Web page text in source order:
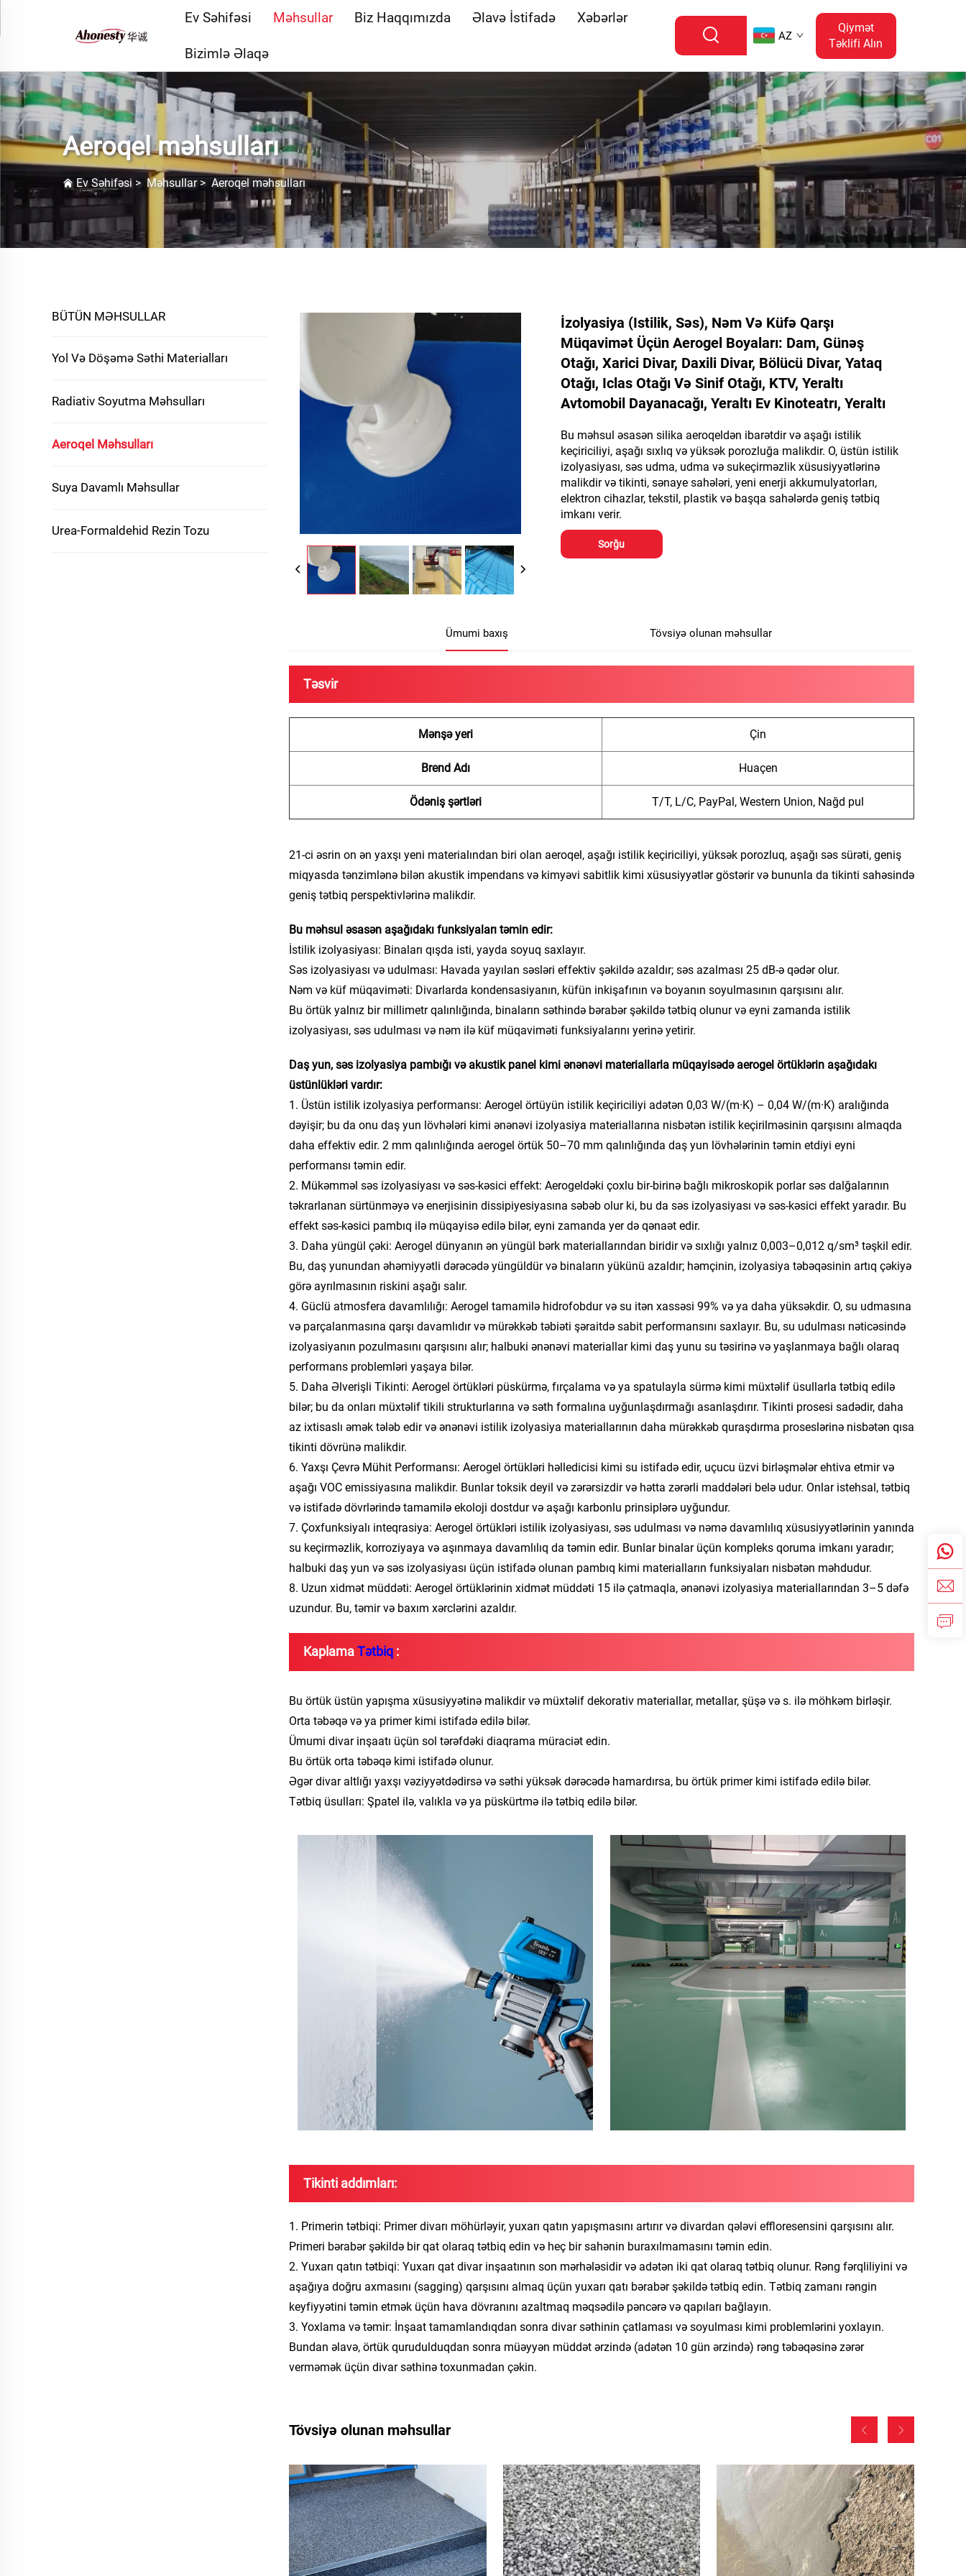
Ev Səhifəsi Məhsullar Biz Haqqımızda Əlavə İstifadə Xəbərlər
Bizimlə Əlaqə
AZ
Qiymət
Təklifi Alın
Aeroqel məhsulları
Ev Səhifəsi > Məhsullar> Aeroqel məhsulları
BÜTÜN MƏHSULLAR
Yol Və Döşəmə Səthi Materialları
Radiativ Soyutma Məhsulları
Aeroqel Məhsulları
Suya Davamlı Məhsullar
Urea-Formaldehid Rezin Tozu
İzolyasiya (istilik, Səs), Nəm Və Küfə Qarşı
Müqavimət Üçün Aerogel Boyaları: Dam, Günəş
Otağı, Xarici Divar, Daxili Divar, Bölücü Divar, Yataq
Otağı, Iclas Otağı Və Sinif Otağı, KTV, Yeraltı
Avtomobil Dayanacağı, Yeraltı Ev Kinoteatrı, Yeraltı
Bu məhsul əsasən silika aeroqeldən ibarətdir və aşağı istilik
keçiriciliyi, aşağı sıxlıq və yüksək porozluğa malikdir. O, üstün istilik
izolyasiyası, səs udma, udma və sukeçirməzlik xüsusiyyətlərinə
malikdir və tikinti, sənaye sahələri, yeni enerji akkumulyatorları,
elektron cihazlar, tekstil, plastik və başqa sahələrdə geniş tətbiq
imkanı verir.
Sorğu
Ümumi baxış Tövsiyə olunan məhsullar
Təsvir
Mənşə yeri Çin
Brend Adı Huaçen
Ödəniş şərtləri T/T, L/C, PayPal, Western Union, Nağd pul
21-ci əsrin on ən yaxşı yeni materialından biri olan aeroqel, aşağı istilik keçiriciliyi, yüksək porozluq, aşağı səs sürəti, geniş
miqyasda tənzimlənə bilən akustik impendans və kimyəvi sabitlik kimi xüsusiyyətlər göstərir və bununla da tikinti sahəsində
geniş tətbiq perspektivlərinə malikdir.
Bu məhsul əsasən aşağıdakı funksiyaları təmin edir:
İstilik izolyasiyası: Binaları qışda isti, yayda soyuq saxlayır.
Səs izolyasiyası və udulması: Havada yayılan səsləri effektiv şəkildə azaldır; səs azalması 25 dB-ə qədər olur.
Nəm və küf müqaviməti: Divarlarda kondensasiyanın, küfün inkişafının və boyanın soyulmasının qarşısını alır.
Bu örtük yalnız bir millimetr qalınlığında, binaların səthində bərabər şəkildə tətbiq olunur və eyni zamanda istilik
izolyasiyası, səs udulması və nəm ilə küf müqaviməti funksiyalarını yerinə yetirir.
Daş yun, səs izolyasiya pambığı və akustik panel kimi ənənəvi materiallarla müqayisədə aerogel örtüklərin aşağıdakı
üstünlükləri vardır:
1. Üstün istilik izolyasiya performansı: Aerogel örtüyün istilik keçiriciliyi adətən 0,03 W/(m·K) – 0,04 W/(m·K) aralığında
dəyişir; bu da onu daş yun lövhələri kimi ənənəvi izolyasiya materiallarına nisbətən istilik keçirilməsinin qarşısını almaqda
daha effektiv edir. 2 mm qalınlığında aerogel örtük 50–70 mm qalınlığında daş yun lövhələrinin təmin etdiyi eyni
performansı təmin edir.
2. Mükəmməl səs izolyasiyası və səs-kəsici effekt: Aerogeldəki çoxlu bir-birinə bağlı mikroskopik porlar səs dalğalarının
təkrarlanan sürtünməyə və enerjisinin dissipiyesiyasına səbəb olur ki, bu da səs izolyasiyası və səs-kəsici effekt yaradır. Bu
effekt səs-kəsici pambıq ilə müqayisə edilə bilər, eyni zamanda yer də qənaət edir.
3. Daha yüngül çəki: Aerogel dünyanın ən yüngül bərk materiallarından biridir və sıxlığı yalnız 0,003–0,012 q/sm³ təşkil edir.
Bu, daş yunundan əhəmiyyətli dərəcədə yüngüldür və binaların yükünü azaldır; həmçinin, izolyasiya təbəqəsinin artıq çəkiyə
görə ayrılmasının riskini aşağı salır.
4. Güclü atmosfera davamlılığı: Aerogel tamamilə hidrofobdur və su itən xassəsi 99% və ya daha yüksəkdir. O, su udmasına
və parçalanmasına qarşı davamlıdır və mürəkkəb təbiəti şəraitdə sabit performansını saxlayır. Bu, su udulması nəticəsində
izolyasiyanın pozulmasını qarşısını alır; halbuki ənənəvi materiallar kimi daş yunu su təsirinə və yaşlanmaya bağlı olaraq
performans problemləri yaşaya bilər.
5. Daha Əlverişli Tikinti: Aerogel örtükləri püskürmə, fırçalama və ya spatulayla sürmə kimi müxtəlif üsullarla tətbiq edilə
bilər; bu da onları müxtəlif tikili strukturlarına və səth formalına uyğunlaşdırmağı asanlaşdırır. Tikinti prosesi sadədir, daha
az ixtisaslı əmək tələb edir və ənənəvi istilik izolyasiya materiallarının daha mürəkkəb quraşdırma proseslərinə nisbətən qısa
tikinti dövrünə malikdir.
6. Yaxşı Çevrə Mühit Performansı: Aerogel örtükləri həlledicisi kimi su istifadə edir, uçucu üzvi birləşmələr ehtiva etmir və
aşağı VOC emissiyasına malikdir. Bunlar toksik deyil və zərərsizdir və hətta zərərli maddələri belə udur. Onlar istehsal, tətbiq
və istifadə dövrlərində tamamilə ekoloji dostdur və aşağı karbonlu prinsiplərə uyğundur.
7. Çoxfunksiyalı inteqrasiya: Aerogel örtükləri istilik izolyasiyası, səs udulması və nəmə davamlılıq xüsusiyyətlərinin yanında
su keçirməzlik, korroziyaya və aşınmaya davamlılıq da təmin edir. Bunlar binalar üçün kompleks qoruma imkanı yaradır;
halbuki daş yun və səs izolyasiyası üçün istifadə olunan pambıq kimi materialların funksiyaları nisbətən məhdudur.
8. Uzun xidmət müddəti: Aerogel örtüklərinin xidmət müddəti 15 ilə çatmaqla, ənənəvi izolyasiya materiallarından 3–5 dəfə
uzundur. Bu, təmir və baxım xərclərini azaldır.
KaplamaTətbiq :
Bu örtük üstün yapışma xüsusiyyətinə malikdir və müxtəlif dekorativ materiallar, metallar, şüşə və s. ilə möhkəm birləşir.
Orta təbəqə və ya primer kimi istifadə edilə bilər.
Ümumi divar inşaatı üçün sol tərəfdəki diaqrama müraciət edin.
Bu örtük orta təbəqə kimi istifadə olunur.
Əgər divar altlığı yaxşı vəziyyətdədirsə və səthi yüksək dərəcədə hamardırsa, bu örtük primer kimi istifadə edilə bilər.
Tətbiq üsulları: Şpatel ilə, valıkla və ya püskürtmə ilə tətbiq edilə bilər.
Tikinti addımları:
1. Primerin tətbiqi: Primer divarı möhürləyir, yuxarı qatın yapışmasını artırır və divardan qələvi effloresensini qarşısını alır.
Primeri bərabər şəkildə bir qat olaraq tətbiq edin və heç bir sahənin buraxılmamasını təmin edin.
2. Yuxarı qatın tətbiqi: Yuxarı qat divar inşaatının son mərhələsidir və adətən iki qat olaraq tətbiq olunur. Rəng fərqliliyini və
aşağıya doğru axmasını (sagging) qarşısını almaq üçün yuxarı qatı bərabər şəkildə tətbiq edin. Tətbiq zamanı rəngin
keyfiyyətini təmin etmək üçün hava dövranını azaltmaq məqsədilə pəncərə və qapıları bağlayın.
3. Yoxlama və təmir: İnşaat tamamlandıqdan sonra divar səthinin çatlaması və soyulması kimi problemlərini yoxlayın.
Bundan əlavə, örtük qurudulduqdan sonra müəyyən müddət ərzində (adətən 10 gün ərzində) rəng təbəqəsinə zərər
verməmək üçün divar səthinə toxunmadan çəkin.
Tövsiyə olunan məhsullar